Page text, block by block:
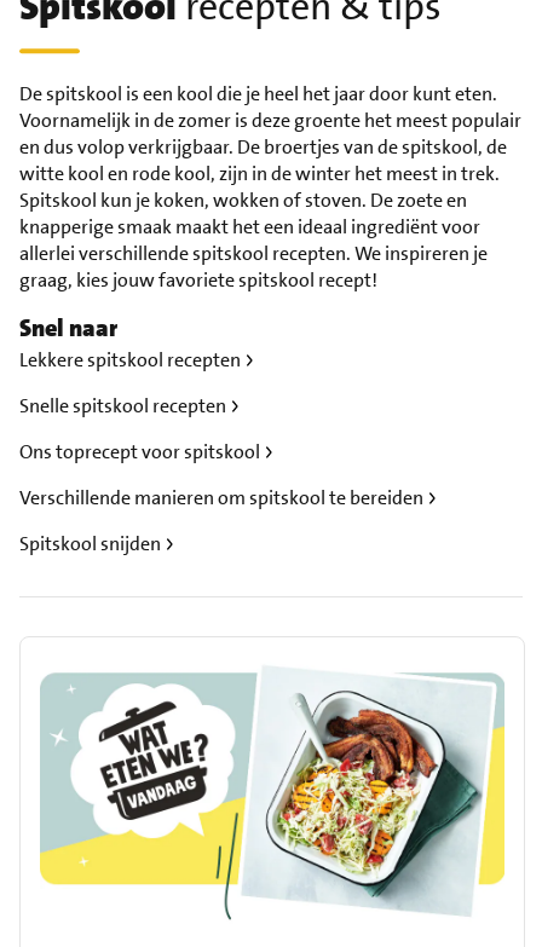
De spitskool is een kool die je heel het jaar door kunt eten.
Voornamelijk in de zomer is deze groente het meest populair
en dus volop verkrijgbaar. De broertjes van de spitskool, de
witte kool en rode kool, zijn in de winter het meest in trek.
Spitskool kun je koken, wokken of stoven. De zoete en
knapperige smaak maakt het een ideaal ingrediënt voor
allerlei verschillende spitskool recepten. We inspireren je
graag, kies jouw favoriete spitskool recept!
Snel naar
Lekkere spitskool recepten
Snelle spitskool recepten
Ons toprecept voor spitskool
Verschillende manieren om spitskool te bereiden
Spitskool snijden